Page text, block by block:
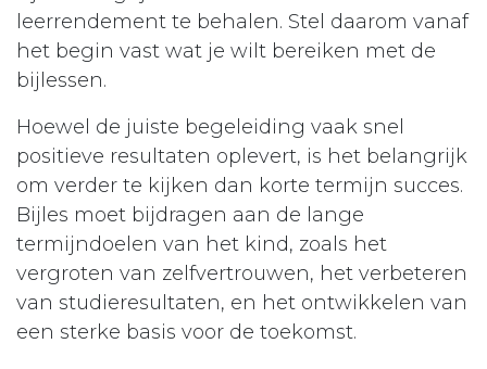
leerrendement te behalen. Stel daarom vanaf
het begin vast wat je wilt bereiken met de
bijlessen.
Hoewel de juiste begeleiding vaak snel
positieve resultaten oplevert, is het belangrijk
om verder te kijken dan korte termijn succes.
Bijles moet bijdragen aan de lange
termijndoelen van het kind, zoals het
vergroten van zelfvertrouwen, het verbeteren
van studieresultaten, en het ontwikkelen van
een sterke basis voor de toekomst.